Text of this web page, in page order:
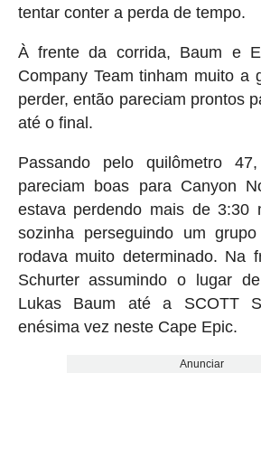
tentar conter a perda de tempo.
À frente da corrida, Baum e
Company Team tinham muito a
perder, então pareciam prontos
até o final.
Passando pelo quilômetro
pareciam boas para Canyon
estava perdendo mais de 3:30
sozinha perseguindo um
rodava muito determinado. Na
Schurter assumindo o lugar
Lukas Baum até a SCOTT
enésima vez neste Cape Epic.
Anunciar